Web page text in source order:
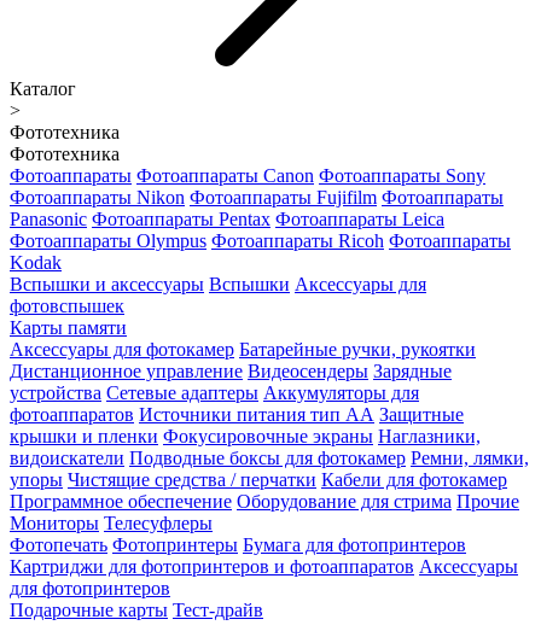
Каталог
>
Фототехника
Фототехника
Фотоаппараты Фотоаппараты Canon Фотоаппараты Sony
Фотоаппараты Nikon Фотоаппараты Fujifilm Фотоаппараты
Panasonic Фотоаппараты Pentax Фотоаппараты Leica
Фотоаппараты Olympus Фотоаппараты Ricoh Фотоаппараты
Kodak
Вспышки и аксессуары Вспышки Аксессуары для
фотовспышек
Карты памяти
Аксессуары для фотокамер Батарейные ручки, рукоятки
Дистанционное управление Видеосендеры Зарядные
устройства Сетевые адаптеры Аккумуляторы для
фотоаппаратов Источники питания тип АА Защитные
крышки и пленки Фокусировочные экраны Наглазники,
видоискатели Подводные боксы для фотокамер Ремни, лямки,
упоры Чистящие средства / перчатки Кабели для фотокамер
Программное обеспечение Оборудование для стрима Прочие
Мониторы Телесуфлеры
Фотопечать Фотопринтеры Бумага для фотопринтеров
Картриджи для фотопринтеров и фотоаппаратов Аксессуары
для фотопринтеров
Подарочные карты Тест-драйв